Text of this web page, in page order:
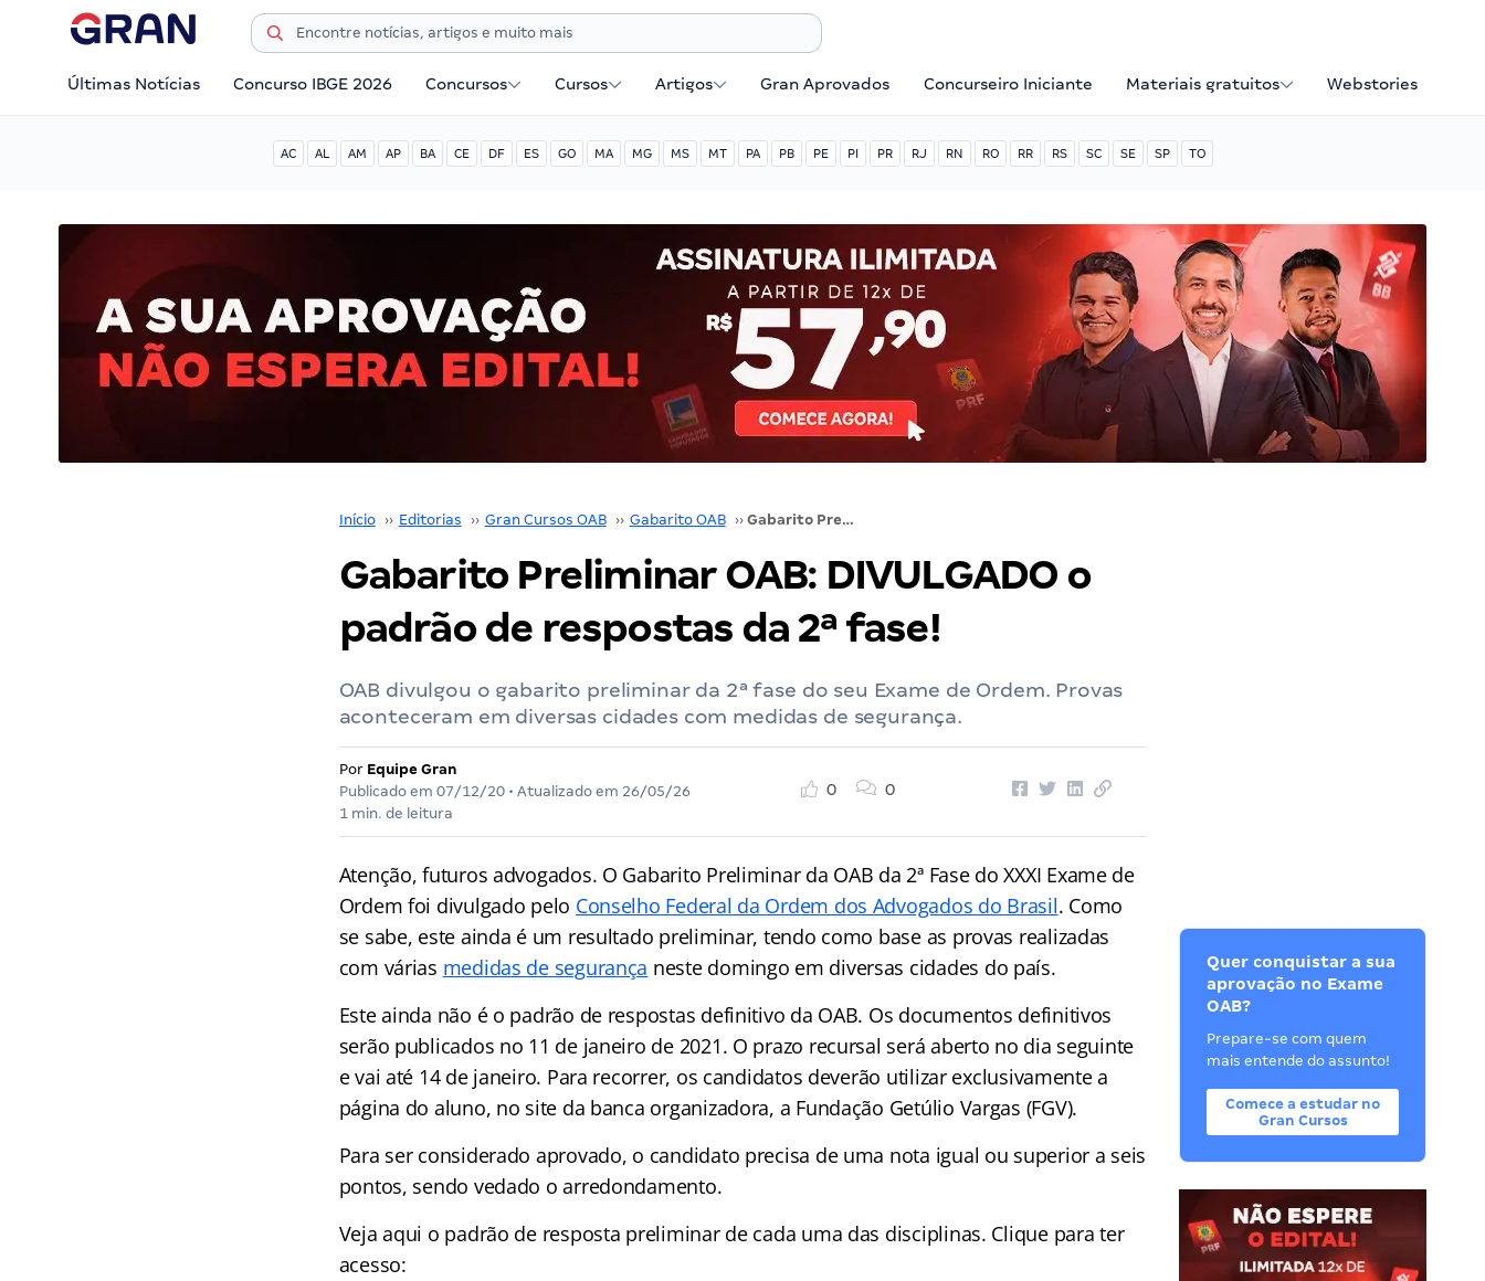
Últimas Notícias Concurso IBGE 2026 Concursos Cursos Artigos Gran Aprovados Concurseiro Iniciante Materiais gratuitos Webstories
AC AL AM AP BA CE DF ES GO MA MG MS MT PA PB PE PI PR RJ RN RO RR RS SC SE SP TO
Início ›› Editorias ›› Gran Cursos OAB ›› Gabarito OAB ›› Gabarito Preliminar OAB: DIVULGADO o padrão de respostas da 2ª fase!
Gabarito Preliminar OAB: DIVULGADO o
padrão de respostas da 2ª fase!
OAB divulgou o gabarito preliminar da 2ª fase do seu Exame de Ordem. Provas
aconteceram em diversas cidades com medidas de segurança.
Por Equipe Gran
Publicado em 07/12/20• Atualizado em 26/05/26
1 min. de leitura
0 0
Atenção, futuros advogados. O Gabarito Preliminar da OAB da 2ª Fase do XXXI Exame de
Ordem foi divulgado pelo Conselho Federal da Ordem dos Advogados do Brasil. Como
se sabe, este ainda é um resultado preliminar, tendo como base as provas realizadas
com várias medidas de segurança neste domingo em diversas cidades do país.
Este ainda não é o padrão de respostas definitivo da OAB. Os documentos definitivos
serão publicados no 11 de janeiro de 2021. O prazo recursal será aberto no dia seguinte
e vai até 14 de janeiro. Para recorrer, os candidatos deverão utilizar exclusivamente a
página do aluno, no site da banca organizadora, a Fundação Getúlio Vargas (FGV).
Para ser considerado aprovado, o candidato precisa de uma nota igual ou superior a seis
pontos, sendo vedado o arredondamento.
Veja aqui o padrão de resposta preliminar de cada uma das disciplinas. Clique para ter
acesso:
Quer conquistar a sua
aprovação no Exame
OAB?
Prepare-se com quem
mais entende do assunto!
Comece a estudar no
Gran Cursos